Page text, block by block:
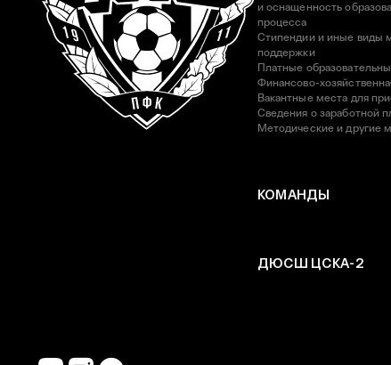
и оснащенность
процесса
Стипендии и иные виды
поддержки
Платные
Финансово-
Вакантные места для
Сведения о заработной
Методические и другие
КОМАНДЫ
ДЮСШ ЦСКА-2